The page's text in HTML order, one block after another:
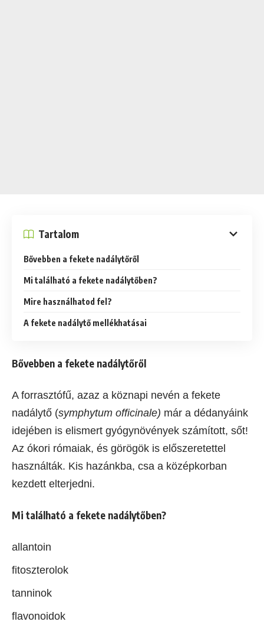
Tartalom
Bővebben a fekete nadálytőről
Mi található a fekete nadálytőben?
Mire használhatod fel?
A fekete nadálytő mellékhatásai
Bővebben a fekete nadálytőről
A forrasztófű, azaz a köznapi nevén a fekete
nadálytő (symphytum officinale) már a dédanyáink
idejében is elismert gyógynövények számított, sőt!
Az ókori rómaiak, és görögök is előszeretettel
használták. Kis hazánkba, csa a középkorban
kezdett elterjedni.
Mi található a fekete nadálytőben?
allantoin
fitoszterolok
tanninok
flavonoidok